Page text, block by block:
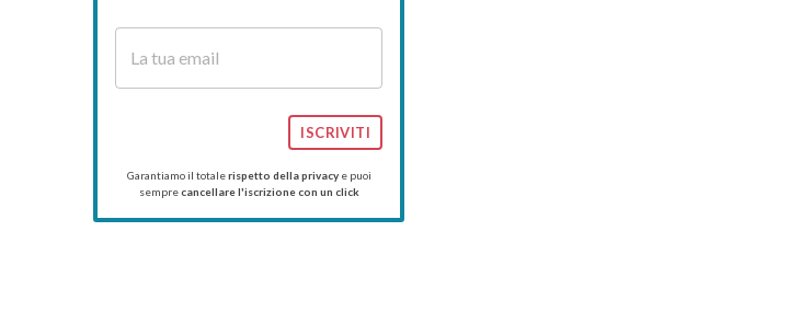
ISCRIVITI
Garantiamo il totalerispetto della privacye puoi
semprecancellare l'iscrizione con un click